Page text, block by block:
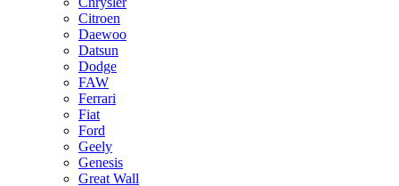
Citroen
Daewoo
Datsun
Dodge
FAW
Ferrari
Fiat
Ford
Geely
Genesis
Great Wall